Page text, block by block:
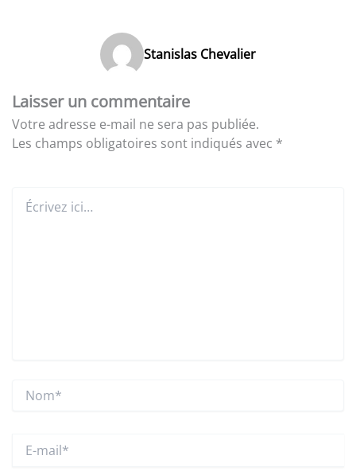
Stanislas Chevalier
Laisser un commentaire
Votre adresse e-mail ne sera pas publiée.
Les champs obligatoires sont indiqués avec *
ici…
mail*